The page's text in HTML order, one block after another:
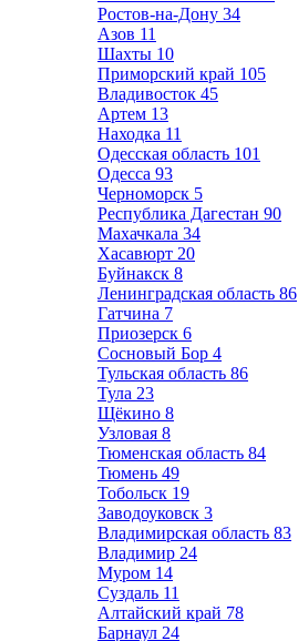
Ростов-на-Дону 34
Азов 11
Шахты 10
Приморский край 105
Владивосток 45
Артем 13
Находка 11
Одесская область 101
Одесса 93
Черноморск 5
Республика Дагестан 90
Махачкала 34
Хасавюрт 20
Буйнакск 8
Ленинградская область 86
Гатчина 7
Приозерск 6
Сосновый Бор 4
Тульская область 86
Тула 23
Щёкино 8
Узловая 8
Тюменская область 84
Тюмень 49
Тобольск 19
Заводоуковск 3
Владимирская область 83
Владимир 24
Муром 14
Суздаль 11
Алтайский край 78
Барнаул 24